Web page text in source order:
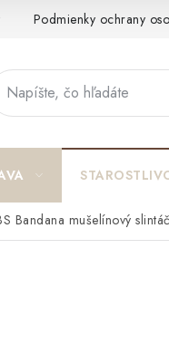
Podmienky ochrany
Bandana mušelínový